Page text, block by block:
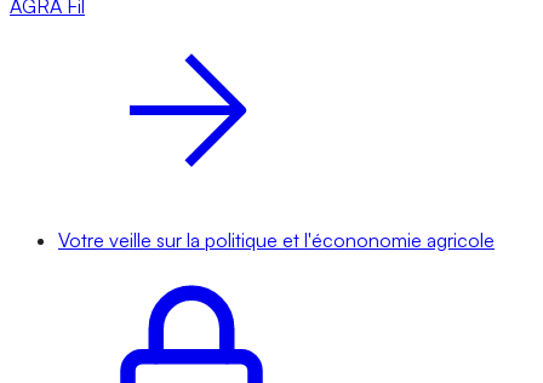
AGRA Fil
Votre veille sur la politique et l'écononomie agricole